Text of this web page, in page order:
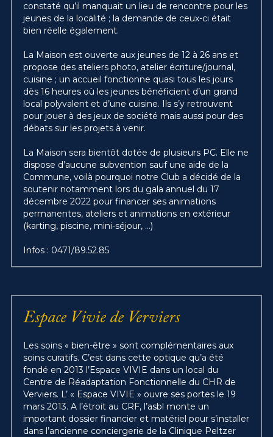
constaté qu’il manquait un lieu de rencontre pour les
jeunes de la localité ; la demande de ceux-ci était
bien réelle également.
La Maison est ouverte aux jeunes de 12 à 26 ans et
propose des ateliers photo, atelier écriture/journal,
cuisine ; un accueil fonctionne quasi tous les jours
dès 16 heures où les jeunes bénéficient d’un grand
local polyvalent et d’une cuisine. Ils s’y retrouvent
pour jouer à des jeux de société mais aussi pour des
débats sur les projets à venir.
La Maison sera bientôt dotée de plusieurs PC. Elle ne
dispose d’aucune subvention sauf une aide de la
Commune, voilà pourquoi notre Club a décidé de la
soutenir notamment lors du gala annuel du 17
décembre 2022 pour financer ses animations
permanentes, ateliers et animations en extérieur
(karting, piscine, mini-séjour, ...)
Infos : 0471/89.52.85
Espace Vivie de Verviers
Les soins « bien-être » sont complémentaires aux
soins curatifs. C’est dans cette optique qu’a été
fondé en 2013 l’Espace VIVIE dans un local du
Centre de Réadaptation Fonctionnelle du CHR de
Verviers. L’ « Espace VIVIE » ouvre ses portes le 19
mars 2013. A l’étroit au CRF, l’asbl monte un
important dossier financier et matériel pour s’installer
dans l’ancienne conciergerie de la Clinique Peltzer